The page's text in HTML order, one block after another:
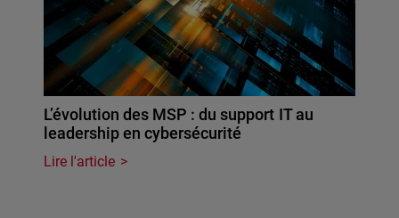
L’évolution des MSP : du support IT au
leadership en cybersécurité
Lire l'article